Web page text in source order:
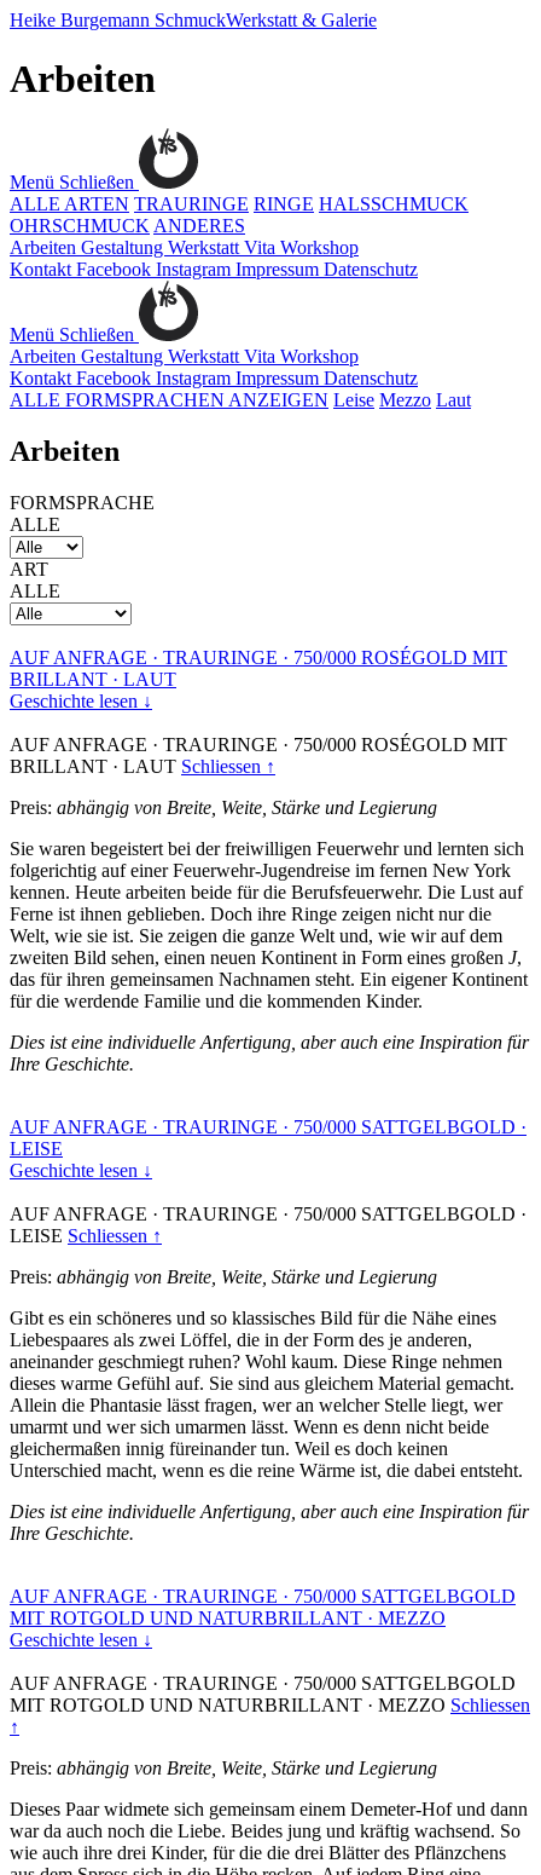
Heike Burgemann SchmuckWerkstatt & Galerie
Arbeiten
Menü Schließen
ALLE ARTEN TRAURINGE RINGE HALSSCHMUCK
OHRSCHMUCK ANDERES
Arbeiten Gestaltung Werkstatt Vita Workshop
Kontakt Facebook Instagram Impressum Datenschutz
Menü Schließen
Arbeiten Gestaltung Werkstatt Vita Workshop
Kontakt Facebook Instagram Impressum Datenschutz
ALLE FORMSPRACHEN ANZEIGEN Leise Mezzo Laut
Arbeiten
FORMSPRACHE
ALLE
ART
ALLE
AUF ANFRAGE · TRAURINGE · 750/000 ROSÉGOLD MIT
BRILLANT · LAUT
Geschichte lesen ↓
AUF ANFRAGE · TRAURINGE · 750/000 ROSÉGOLD MIT
BRILLANT · LAUT Schliessen ↑
Preis: abhängig von Breite, Weite, Stärke und Legierung
Sie waren begeistert bei der freiwilligen Feuerwehr und lernten sich
folgerichtig auf einer Feuerwehr-Jugendreise im fernen New York
kennen. Heute arbeiten beide für die Berufsfeuerwehr. Die Lust auf
Ferne ist ihnen geblieben. Doch ihre Ringe zeigen nicht nur die
Welt, wie sie ist. Sie zeigen die ganze Welt und, wie wir auf dem
zweiten Bild sehen, einen neuen Kontinent in Form eines großen J,
das für ihren gemeinsamen Nachnamen steht. Ein eigener Kontinent
für die werdende Familie und die kommenden Kinder.
Dies ist eine individuelle Anfertigung, aber auch eine Inspiration für
Ihre Geschichte.
AUF ANFRAGE · TRAURINGE · 750/000 SATTGELBGOLD ·
LEISE
Geschichte lesen ↓
AUF ANFRAGE · TRAURINGE · 750/000 SATTGELBGOLD ·
LEISE Schliessen ↑
Preis: abhängig von Breite, Weite, Stärke und Legierung
Gibt es ein schöneres und so klassisches Bild für die Nähe eines
Liebespaares als zwei Löffel, die in der Form des je anderen,
aneinander geschmiegt ruhen? Wohl kaum. Diese Ringe nehmen
dieses warme Gefühl auf. Sie sind aus gleichem Material gemacht.
Allein die Phantasie lässt fragen, wer an welcher Stelle liegt, wer
umarmt und wer sich umarmen lässt. Wenn es denn nicht beide
gleichermaßen innig füreinander tun. Weil es doch keinen
Unterschied macht, wenn es die reine Wärme ist, die dabei entsteht.
Dies ist eine individuelle Anfertigung, aber auch eine Inspiration für
Ihre Geschichte.
AUF ANFRAGE · TRAURINGE · 750/000 SATTGELBGOLD
MIT ROTGOLD UND NATURBRILLANT · MEZZO
Geschichte lesen ↓
AUF ANFRAGE · TRAURINGE · 750/000 SATTGELBGOLD
MIT ROTGOLD UND NATURBRILLANT · MEZZO Schliessen
↑
Preis: abhängig von Breite, Weite, Stärke und Legierung
Dieses Paar widmete sich gemeinsam einem Demeter-Hof und dann
war da auch noch die Liebe. Beides jung und kräftig wachsend. So
wie auch ihre drei Kinder, für die die drei Blätter des Pflänzchens